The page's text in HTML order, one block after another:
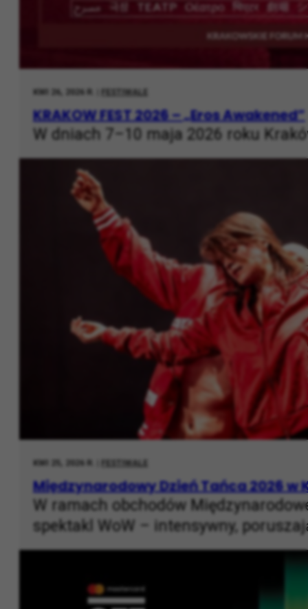
KWI 26, 2026 R. | FESTIWALE
KRAKOW FEST 2026 – „Eros Awakened”
W dniach 7–10 maja 2026 roku
KWI 25, 2026 R. | FESTIWALE
Międzynarodowy Dzień Tańca 2026 w
W ramach obchodów
spektakl WoW – intensywny,